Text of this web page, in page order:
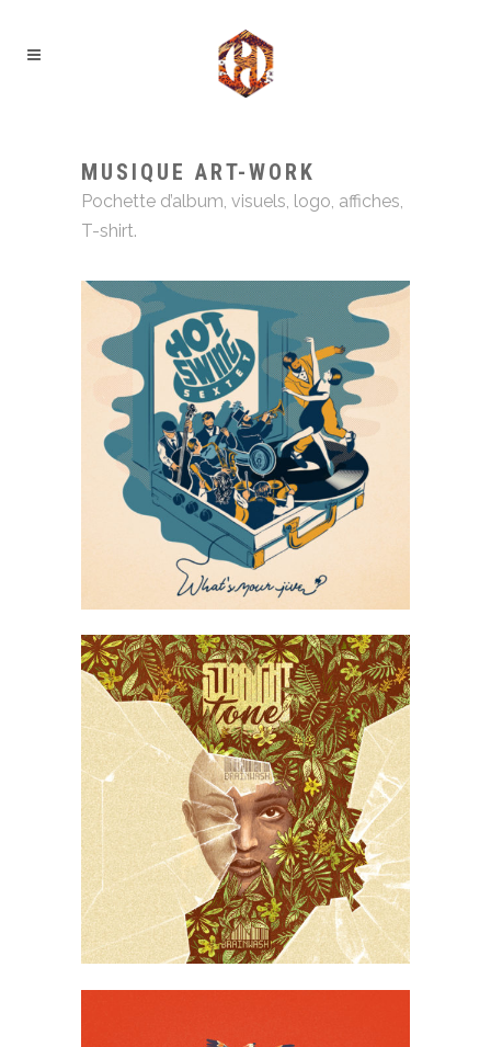
MUSIQUE ART-WORK
Pochette d’album, visuels, logo, affiches,
T-shirt.